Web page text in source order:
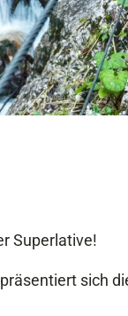
Superlative!
sich